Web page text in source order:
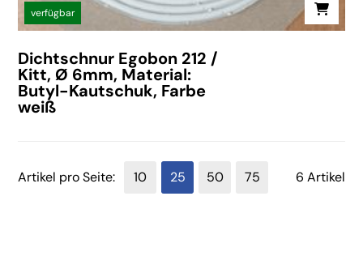
verfügbar
Dichtschnur Egobon 212 /
Kitt, Ø 6mm, Material:
Butyl-Kautschuk, Farbe
weiß
6 Artikel
Artikel pro Seite: 10 25 50 75